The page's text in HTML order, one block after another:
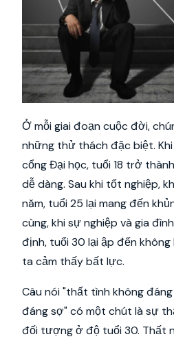
Ở mỗi giai đoạn cuộc đời,
những thử thách đặc biệt.
cổng Đại học, tuổi 18 trở
dễ dàng. Sau khi tốt nghiệp,
năm, tuổi 25 lại mang đến
cùng, khi sự nghiệp và gia
định, tuổi 30 lại ập đến
ta cảm thấy bất lực.
Câu nói "thất tình không
đáng sợ" có một chút là sự
đối tượng ở độ tuổi 30. Thất